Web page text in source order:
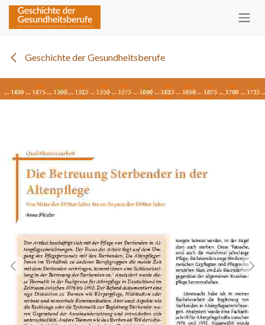
Zum Inhalt springen
Geschichte der Gesundheitsberufe